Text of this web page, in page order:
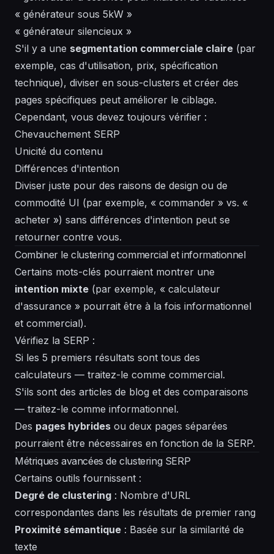
« générateur sous 5kW »
« générateur silencieux »
S'il y a une segmentation commerciale claire (par
exemple, cas d'utilisation, prix, spécification
technique), diviser en sous-clusters et créer des
pages spécifiques peut améliorer le ciblage.
Cependant, vous devez toujours vérifier :
Chevauchement SERP
Unicité du contenu
Différences d'intention
Diviser juste pour des raisons de design ou de
commodité UI (par exemple, « commander » vs. «
acheter ») sans différences d'intention peut se
retourner contre vous.
Combiner le clustering commercial et informationnel
Certains mots-clés pourraient montrer une
intention mixte (par exemple, « calculateur
d'assurance » pourrait être à la fois informationnel
et commercial).
Vérifiez la SERP :
Si les 5 premiers résultats sont tous des
calculateurs — traitez-le comme commercial.
S'ils sont des articles de blog et des comparaisons
— traitez-le comme informationnel.
Des pages hybrides ou deux pages séparées
pourraient être nécessaires en fonction de la SERP.
Métriques avancées de clustering SERP
Certains outils fournissent :
Degré de clustering : Nombre d'URL
correspondantes dans les résultats de premier rang
Proximité sémantique : Basée sur la similarité de
texte